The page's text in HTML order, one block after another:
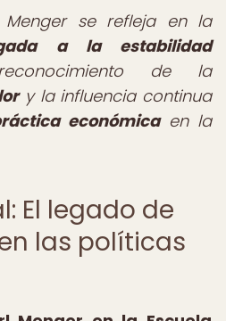
se refleja en la
a la estabilidad
de la
y la influencia continua
económicaen la
El legado de
las políticas